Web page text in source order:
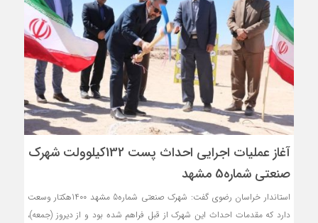
آغاز عملیات اجرایی احداث پست 132‌کیلوولت شهرک
صنعتی شماره5 مشهد
استاندار خراسان رضوی گفت: شهرک صنعتی شماره5 مشهد 1400‌هکتار وسعت
دارد که مقدمات احداث این شهرک از قبل فراهم شده بود و از دیروز (جمعه)،